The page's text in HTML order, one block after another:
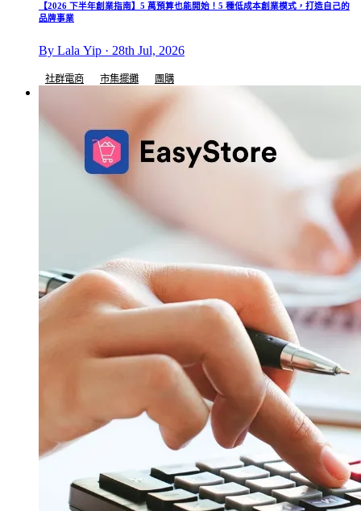
【2026 下半年創業指南】5 萬預算也能開始！5 種低成本創業模式，打造自己的
品牌事業
By Lala Yip · 28th Jul, 2026
社群電商 市集擺攤 團購